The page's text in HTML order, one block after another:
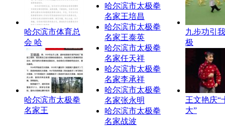
哈尔滨市体育总
会 哈
哈尔滨市太极拳
名家王
哈尔滨市太极拳
名家王培昌
哈尔滨市太极拳
名家王泰英
哈尔滨市太极拳
名家任天祥
哈尔滨市太极拳
名家李承祥
哈尔滨市太极拳
名家张永明
哈尔滨市太极拳
名家战波
九步功引
极
王文艳庆“
大”